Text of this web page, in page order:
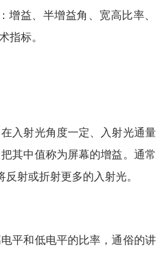
增益、半增益角、宽高比率
标。
入射光角度一定、入射光通
其中值称为屏幕的增益。通
射或折射更多的入射光。
平和低电平的比率，通俗的